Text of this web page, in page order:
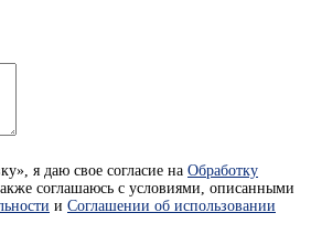
я даю свое согласие на Обработку
соглашаюсь с условиями, описанными
и Соглашении об использовании